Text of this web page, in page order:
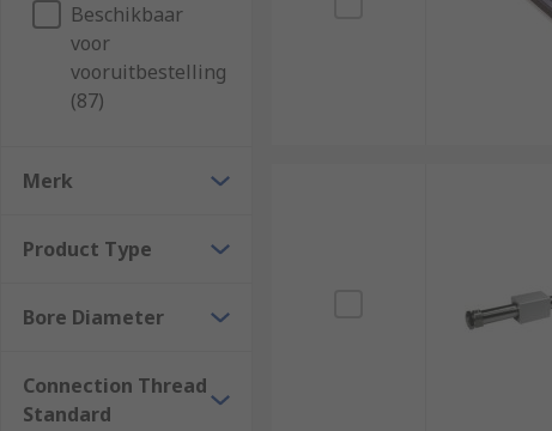
Beschikbaar
voor
vooruitbestelling
(87)
Merk
Product Type
Bore Diameter
Connection Thread
Standard